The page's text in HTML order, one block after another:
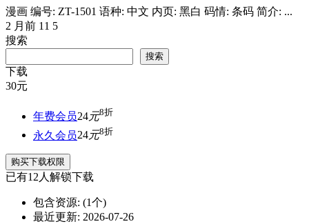
漫画 编号: ZT-1501 语种: 中文 内页: 黑白 码情: 条码 简介: ...
2 月前 11 5
搜索
搜索
下载
30元
年费会员24元8折
永久会员24元8折
购买下载权限
已有12人解锁下载
包含资源: (1个)
最近更新: 2026-07-26